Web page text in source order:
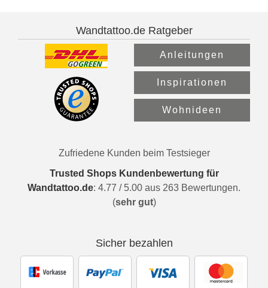
Wandtattoo.de Ratgeber
Anleitungen
Inspirationen
Wohnideen
Zufriedene Kunden beim Testsieger
Trusted Shops Kundenbewertung für
Wandtattoo.de: 4.77 / 5.00 aus 263 Bewertungen.
(sehr gut)
Sicher bezahlen